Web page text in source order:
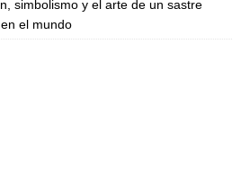
simbolismo y el arte de un sastre
el mundo